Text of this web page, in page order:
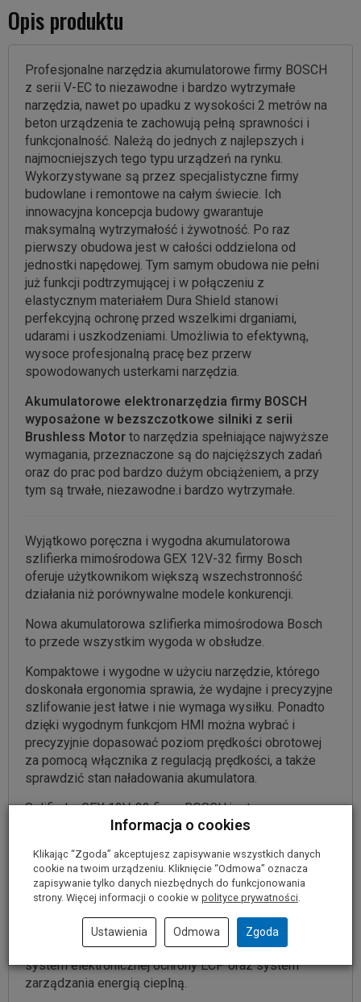
Opis produktu
Profesjonalne narzędzia akumulatorowe firmy BOSCH
z serii V-EC to niezawodne i bardzo wytrzymałe
narzędzia, nawet po upadku z wysokości 2 metrów na
beton urządzenia te zachowują pełną sprawności i
funkcjonalność. Należą do jednych z najlepszych i
najmocniejszych tego typu urządzeń na rynku.
Wykorzystywane są przez specjalistyczne firmy
budowlane i remontowe na całym świecie. Ich
innowacyjna koncepcja budowy gwarantuje
maksymalną wytrzymałość i żywotność. Po raz
pierwszy obudowa jest w całości oddzielona od
jednostki napędowej. Tym samym obudowa nie pełni
już funkcji podtrzymującej i w połączeniu z
elastycznym materiałem Dura Shield stanowi
perfekcyjną ochronę przed wszelkimi drganiami,
udarami i uszkodzeniami. Umożliwia to efektywną,
wysoce profesjonalną pracę bez przerw
spowodowanych usterkami narzędzia.
Akumulatorowe elektronarzędzia firmy BOSCH
wyposażone w bezszczotkowe silniki z serii
Brushless Motor to narzędzia spełniające najwyższe
wymagania, przeznaczone są do najcięższych zadań
oraz do prac pod bardzo dużym obciążeniem, a przy
tym są trwałe, niezawodne.i bardzo wytrzymałe.
Wyjątkowo poręczna i wygodna akumulatorowa
szlifierka mimośrodowa GEX 12V-32 firmy Bosch
oferuje użytkownikom większą wszechstronność
działania niż porównywalne modele konkurencji.
Nowa akumulatorowa szlifierka mimośrodowa Bosch
to przede wszystkim wygoda w obsłudze.
Kompaktowe i wygodne w użyciu narzędzie, którego
doskonała ergonomia sprawia, że wydajne i precyzyjne
szlifowanie jest łatwe i nie wymaga wysiłku. Ponadto
dzięki wygodnym funkcjom HMI można wybrać i
precyzyjnie dopasować poziom prędkości obrotowej
za pomocą włącznika z regulacją prędkości, a także
sprawdzić stan naładowania akumulatora.
Szlifierka GEX 12V-32 firmy BOSCH jest przeznaczona
do szlifowania punktowego, naprawy powierzchni
motoryzacyjnej.Może być stosowana do szlifowania
na sucho i na mokro.
Dodatkowo szlifierka została wyposażona w
najnowsze systemy przeciw przeciążeniowe –
system elektronicznej ochrony ECP oraz system
zarządzania energią cieplną.
Informacja o cookies
Klikając “Zgoda” akceptujesz zapisywanie wszystkich danych
cookie na twoim urządzeniu. Kliknięcie “Odmowa” oznacza
zapisywanie tylko danych niezbędnych do funkcjonowania
strony. Więcej informacji o cookie w polityce prywatności.
Ustawienia Odmowa Zgoda